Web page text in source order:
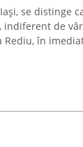
se distinge
de
Rediu, în